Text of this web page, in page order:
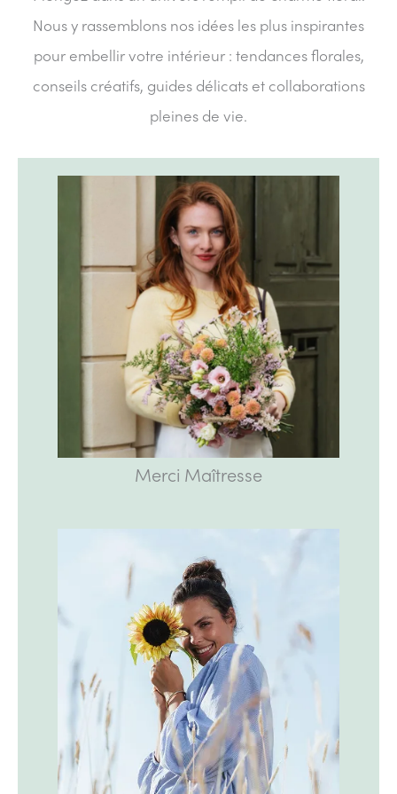
Nous y rassemblons nos idées les plus inspirantes
pour embellir votre intérieur : tendances florales,
conseils créatifs, guides délicats et collaborations
pleines de vie.
Merci Maîtresse